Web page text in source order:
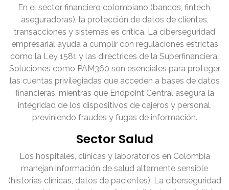
En el sector financiero colombiano (bancos, fintech,
aseguradoras), la protección de datos de clientes,
transacciones y sistemas es crítica. La ciberseguridad
empresarial ayuda a cumplir con regulaciones estrictas
como la Ley 1581 y las directrices de la Superfinanciera.
Soluciones como PAM360 son esenciales para proteger
las cuentas privilegiadas que acceden a bases de datos
financieras, mientras que Endpoint Central asegura la
integridad de los dispositivos de cajeros y personal,
previniendo fraudes y fugas de información.
Sector Salud
Los hospitales, clínicas y laboratorios en Colombia
manejan información de salud altamente sensible
(historias clínicas, datos de pacientes). La ciberseguridad